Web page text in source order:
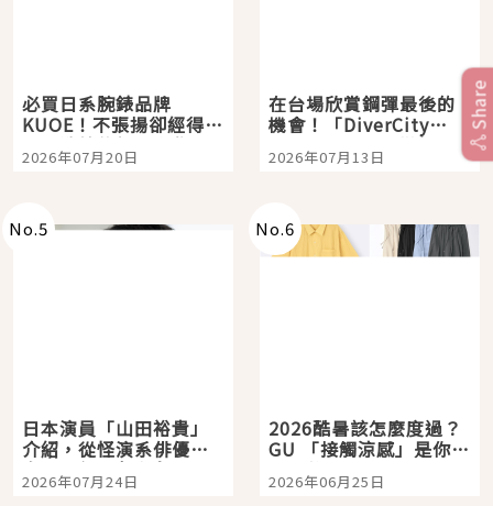
必買日系腕錶品牌
KUOE！不張揚卻經得起
時間洗鍊的經典之作五
選
2026年07月20日
在台場欣賞鋼彈最後的
機會！「DiverCity
Tokyo Plaza」搭船、
購物、美食及夜景，一
2026年07月13日
No.5
日本演員「山田裕貴」
介紹，從怪演系俳優走
向國民級日劇主角
2026年07月24日
No.6
2026酷暑該怎麼度過？
GU 「接觸涼感」是你的
夏日救星
2026年06月25日
Share